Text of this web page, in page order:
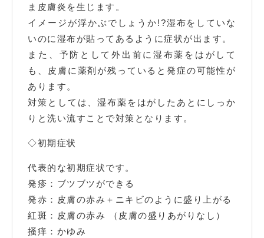
ま皮膚炎を生じます。
イメージが浮かぶでしょうか!?湿布をしていな
いのに湿布が貼ってあるように症状が出ます。
また、予防として外出前に湿布薬をはがして
も、皮膚に薬剤が残っていると発症の可能性が
あります。
対策としては、湿布薬をはがしたあとにしっか
りと洗い流すことで対策となります。
◇初期症状
代表的な初期症状です。
発疹：ブツブツができる
発赤：皮膚の赤み＋ニキビのように盛り上がる
紅斑：皮膚の赤み （皮膚の盛りあがりなし）
掻痒：かゆみ